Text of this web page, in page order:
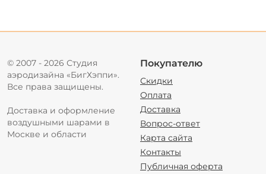
© 2007 - 2026 Студия
аэродизайна «БигХэппи».
Все права защищены.
Доставка и оформление
воздушными шарами в
Москве и области
Покупателю
Скидки
Оплата
Доставка
Вопрос-ответ
Карта сайта
Контакты
Публичная оферта